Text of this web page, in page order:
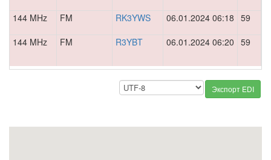
144 MHz
FM RK3YWS 06.01.2024 06:18 59
144 MHz
FM R3YBT 06.01.2024 06:20 59
Экспорт EDI